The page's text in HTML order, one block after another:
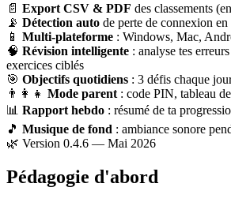
📄 Export CSV & PDF des classements
📡 Détection auto de perte de connexion en
📱 Multi-plateforme : Windows, Mac,
🧠 Révision intelligente : analyse tes
exercices ciblés
🎯 Objectifs quotidiens : 3 défis chaque
👨‍👩‍👧 Mode parent : code PIN, tableau
📊 Rapport hebdo : résumé de ta
🎵 Musique de fond : ambiance sonore
🌿 Version 0.4.6 — Mai 2026
Pédagogie d'abord